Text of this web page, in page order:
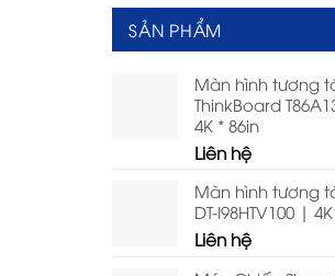
SẢN PHẨM
Màn hình tương
ThinkBoard
4K * 86in
Liên hệ
Màn hình tương
DT-I98HTV100 |
Liên hệ